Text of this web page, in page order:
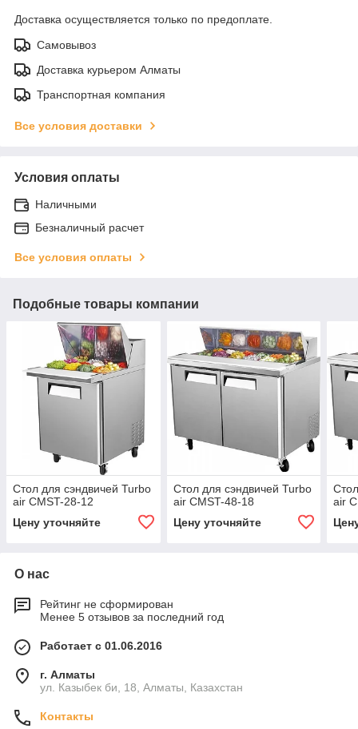
Доставка осуществляется только по предоплате.
Самовывоз
Доставка курьером Алматы
Транспортная компания
Все условия доставки
Условия оплаты
Наличными
Безналичный расчет
Все условия оплаты
Подобные товары компании
Стол для сэндвичей Turbo
air CMST-28-12
Цену уточняйте
Стол для сэндвичей Turbo
air CMST-48-18
Цену уточняйте
air
О нас
Рейтинг не сформирован
Менее 5 отзывов за последний год
Работает с 01.06.2016
г. Алматы
ул. Казыбек би, 18, Алматы, Казахстан
Контакты